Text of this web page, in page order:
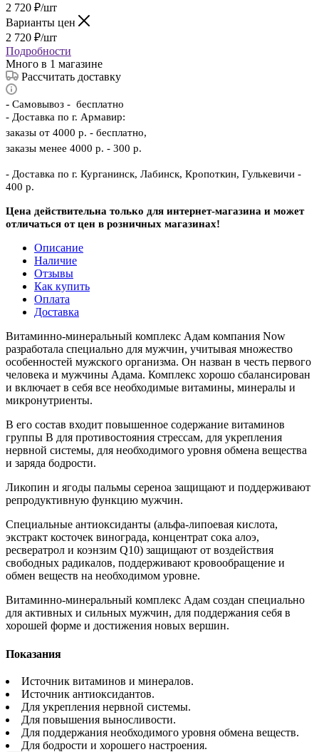
2 720 ₽/шт
Варианты цен
2 720 ₽/шт
Подробности
Много в 1 магазине
Рассчитать доставку
- Самовывоз - бесплатно
- Доставка по г. Армавир:
заказы от 4000 р. - бесплатно,
заказы менее 4000 р. - 300 р.
- Доставка по г. Курганинск, Лабинск, Кропоткин, Гулькевичи -
400 р.
Цена действительна только для интернет-магазина и может
отличаться от цен в розничных магазинах!
Описание
Наличие
Отзывы
Как купить
Оплата
Доставка
Витаминно-минеральный комплекс Адам компания Now
разработала специально для мужчин, учитывая множество
особенностей мужского организма. Он назван в честь первого
человека и мужчины Адама. Комплекс хорошо сбалансирован
и включает в себя все необходимые витамины, минералы и
микронутриенты.
В его состав входит повышенное содержание витаминов
группы В для противостояния стрессам, для укрепления
нервной системы, для необходимого уровня обмена вещества
и заряда бодрости.
Ликопин и ягоды пальмы сереноа защищают и поддерживают
репродуктивную функцию мужчин.
Специальные антиоксиданты (альфа-липоевая кислота,
экстракт косточек винограда, концентрат сока алоэ,
ресвератрол и коэнзим Q10) защищают от воздействия
свободных радикалов, поддерживают кровообращение и
обмен веществ на необходимом уровне.
Витаминно-минеральный комплекс Адам создан специально
для активных и сильных мужчин, для поддержания себя в
хорошей форме и достижения новых вершин.
Показания
Источник витаминов и минералов.
Источник антиоксидантов.
Для укрепления нервной системы.
Для повышения выносливости.
Для поддержания необходимого уровня обмена веществ.
Для бодрости и хорошего настроения.